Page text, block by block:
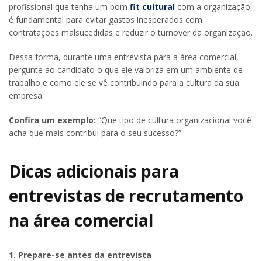
profissional que tenha um bom fit cultural com a organização
é fundamental para evitar gastos inesperados com
contratações malsucedidas e reduzir o turnover da organização.
Dessa forma, durante uma entrevista para a área comercial,
pergunte ao candidato o que ele valoriza em um ambiente de
trabalho e como ele se vê contribuindo para a cultura da sua
empresa.
Confira um exemplo: “Que tipo de cultura organizacional você
acha que mais contribui para o seu sucesso?”
Dicas adicionais para
entrevistas de recrutamento
na área comercial
1. Prepare-se antes da entrevista